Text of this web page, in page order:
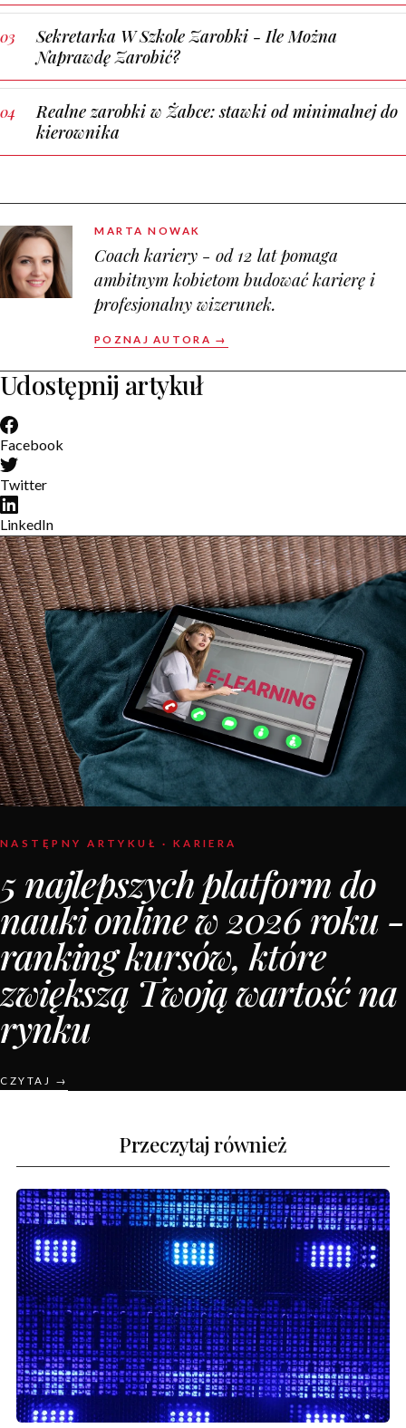
Sekretarka W Szkole Zarobki - Ile Można
Naprawdę Zarobić?
Realne zarobki w Żabce: stawki od minimalnej do
kierownika
MARTA NOWAK
Coach kariery - od 12 lat pomaga
ambitnym kobietom budować karierę i
profesjonalny wizerunek.
POZNAJ AUTORA →
Udostępnij artykuł
Facebook
Twitter
LinkedIn
NASTĘPNY ARTYKUŁ · KARIERA
5 najlepszych platform do
nauki online w 2026 roku -
ranking kursów, które
zwiększą Twoją wartość na
rynku
CZYTAJ →
Przeczytaj również